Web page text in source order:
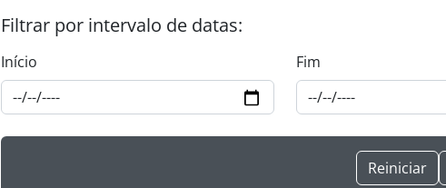
Filtrar por intervalo de datas:
Início Fim